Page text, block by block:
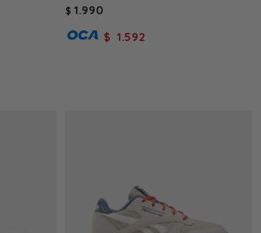
$ 1.990
$ 1.592